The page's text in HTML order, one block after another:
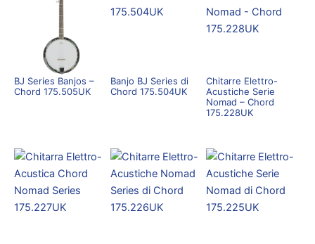
BJ Series Banjos –
Chord 175.505UK
Banjo BJ Series di
Chord 175.504UK
Chitarre Elettro-
Acustiche Serie
Nomad – Chord
175.228UK